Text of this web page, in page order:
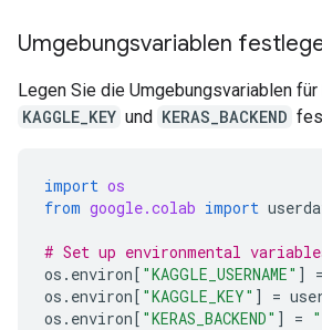
Umgebungsvariablen
Legen Sie die Umgebungsvariablen für
KAGGLE_KEY und KERAS_BACKEND
import os
from google.colab import
# Set up environmental
os . environ[ "KAGGLE_USERNAME" ] =
os . environ[ "KAGGLE_KEY" ] =
os . environ[ "KERAS_BACKEND" ] =